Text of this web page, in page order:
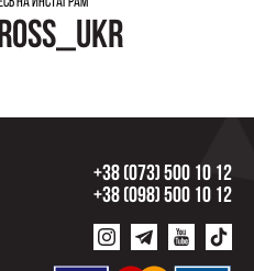
+38 (073) 500 10 12
+38 (098) 500 10 12